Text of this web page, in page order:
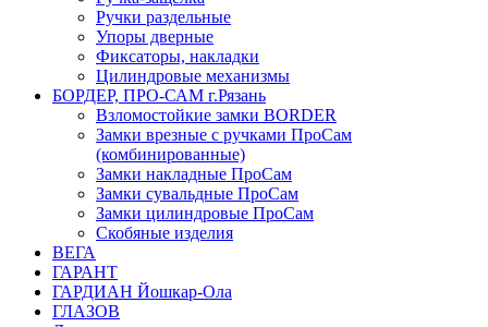
Ручки раздельные
Упоры дверные
Фиксаторы, накладки
Цилиндровые механизмы
БОРДЕР, ПРО-САМ г.Рязань
Взломостойкие замки BORDER
Замки врезные с ручками ПроСам
(комбинированные)
Замки накладные ПроСам
Замки сувальдные ПроСам
Замки цилиндровые ПроСам
Скобяные изделия
ВЕГА
ГАРАНТ
ГАРДИАН Йошкар-Ола
ГЛАЗОВ